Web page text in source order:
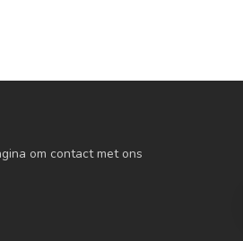
om contact met ons